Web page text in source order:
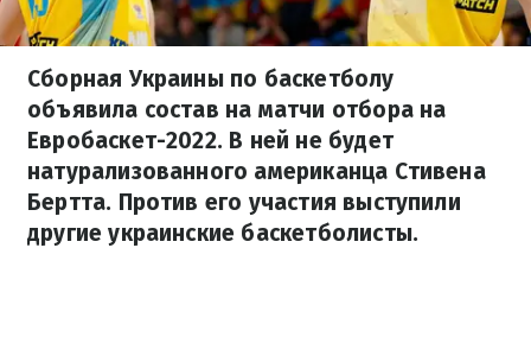
Сборная Украины по баскетболу
объявила состав на матчи отбора на
Евробаскет-2022. В ней не будет
натурализованного американца Стивена
Бертта. Против его участия выступили
другие украинские баскетболисты.